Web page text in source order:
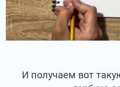
И получаем вот